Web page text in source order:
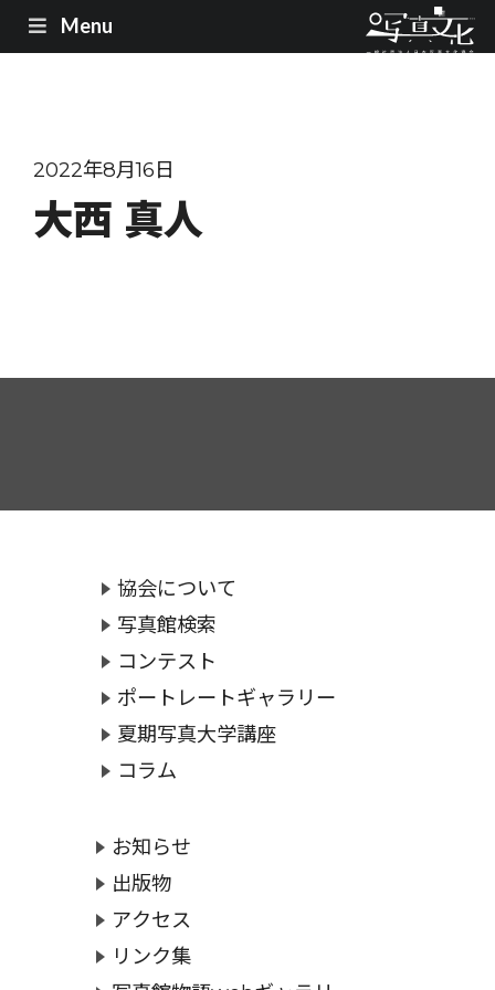
Menu
2022年8月16日
大西 真人
協会について
写真館検索
コンテスト
ポートレートギャラリー
夏期写真大学講座
コラム
お知らせ
出版物
アクセス
リンク集